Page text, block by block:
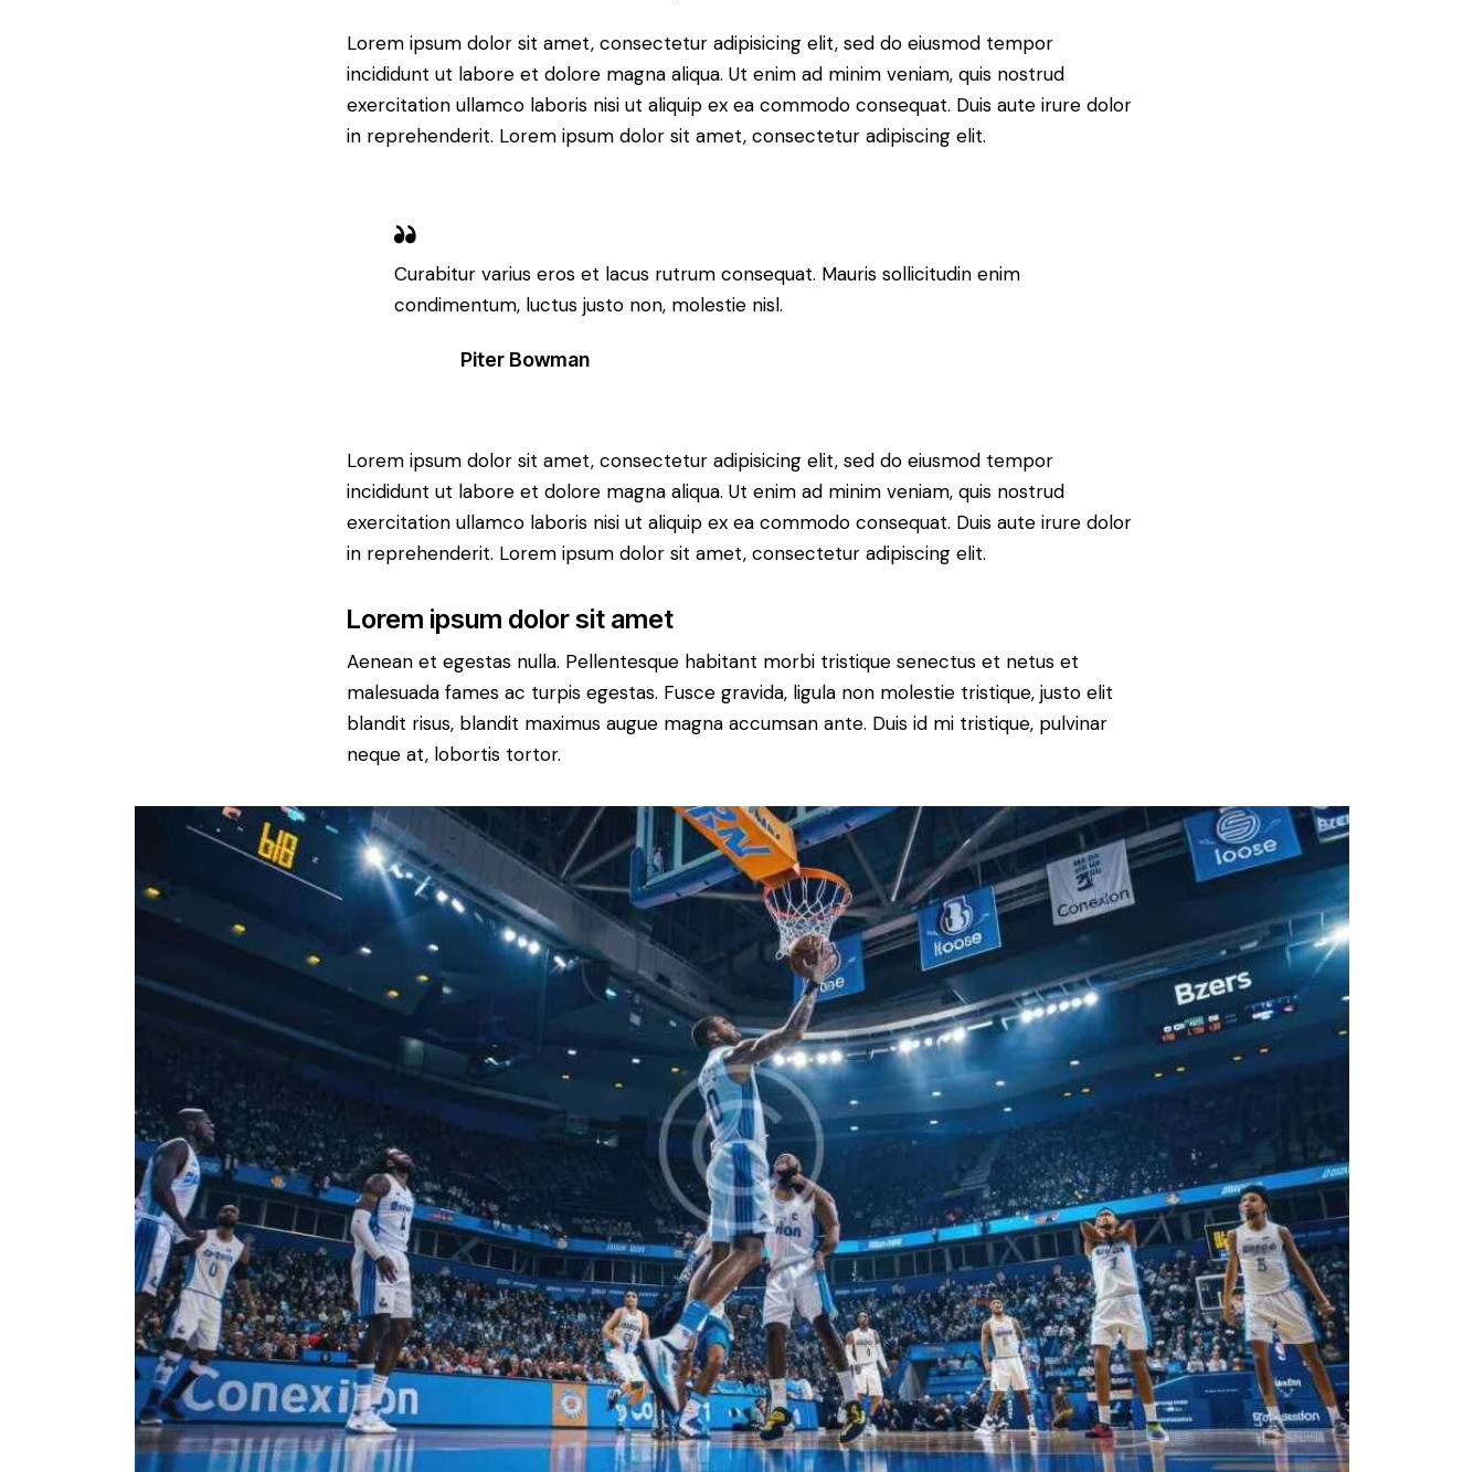
Lorem ipsum dolor sit amet, consectetur adipisicing elit, sed do eiusmod tempor
incididunt ut labore et dolore magna aliqua. Ut enim ad minim veniam, quis nostrud
exercitation ullamco laboris nisi ut aliquip ex ea commodo consequat. Duis aute irure dolor
in reprehenderit. Lorem ipsum dolor sit amet, consectetur adipiscing elit.
Curabitur varius eros et lacus rutrum consequat. Mauris sollicitudin enim
condimentum, luctus justo non, molestie nisl.
Piter Bowman
Lorem ipsum dolor sit amet, consectetur adipisicing elit, sed do eiusmod tempor
incididunt ut labore et dolore magna aliqua. Ut enim ad minim veniam, quis nostrud
exercitation ullamco laboris nisi ut aliquip ex ea commodo consequat. Duis aute irure dolor
in reprehenderit. Lorem ipsum dolor sit amet, consectetur adipiscing elit.
Lorem ipsum dolor sit amet
Aenean et egestas nulla. Pellentesque habitant morbi tristique senectus et netus et
malesuada fames ac turpis egestas. Fusce gravida, ligula non molestie tristique, justo elit
blandit risus, blandit maximus augue magna accumsan ante. Duis id mi tristique, pulvinar
neque at, lobortis tortor.